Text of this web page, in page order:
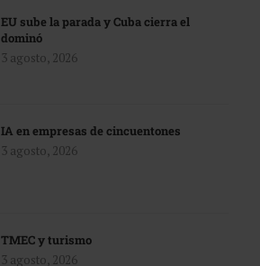
EU sube la parada y Cuba cierra el
dominó
3 agosto, 2026
IA en empresas de cincuentones
3 agosto, 2026
TMEC y turismo
3 agosto, 2026